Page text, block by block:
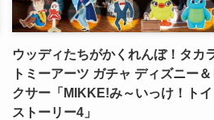
ウッディたちがかくれんぼ！タカ
トミーアーツ ガチャ ディズニー
クサー「MIKKE!み～いっけ！トイ
ストーリー4」